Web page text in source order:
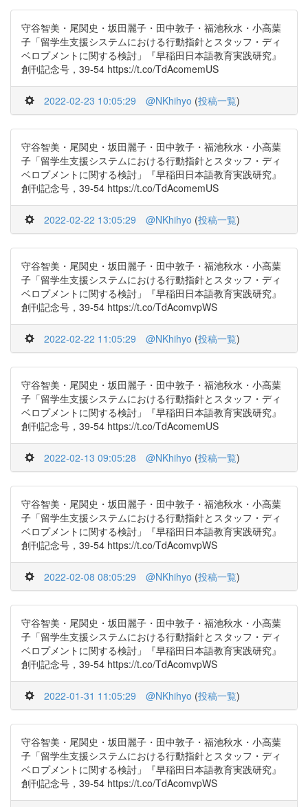
守谷智美・尾関史・坂田麗子・田中敦子・福池秋水・小高葉
子「留学生支援システムにおける行動指針とスタッフ・ディ
ベロプメントに関する検討」『早稲田日本語教育実践研究』
創刊記念号，39-54 https://t.co/TdAcomemUS
2022-02-23 10:05:29 @NKhihyo (投稿一覧)
守谷智美・尾関史・坂田麗子・田中敦子・福池秋水・小高葉
子「留学生支援システムにおける行動指針とスタッフ・ディ
ベロプメントに関する検討」『早稲田日本語教育実践研究』
創刊記念号，39-54 https://t.co/TdAcomemUS
2022-02-22 13:05:29 @NKhihyo (投稿一覧)
守谷智美・尾関史・坂田麗子・田中敦子・福池秋水・小高葉
子「留学生支援システムにおける行動指針とスタッフ・ディ
ベロプメントに関する検討」『早稲田日本語教育実践研究』
創刊記念号，39-54 https://t.co/TdAcomvpWS
2022-02-22 11:05:29 @NKhihyo (投稿一覧)
守谷智美・尾関史・坂田麗子・田中敦子・福池秋水・小高葉
子「留学生支援システムにおける行動指針とスタッフ・ディ
ベロプメントに関する検討」『早稲田日本語教育実践研究』
創刊記念号，39-54 https://t.co/TdAcomemUS
2022-02-13 09:05:28 @NKhihyo (投稿一覧)
守谷智美・尾関史・坂田麗子・田中敦子・福池秋水・小高葉
子「留学生支援システムにおける行動指針とスタッフ・ディ
ベロプメントに関する検討」『早稲田日本語教育実践研究』
創刊記念号，39-54 https://t.co/TdAcomvpWS
2022-02-08 08:05:29 @NKhihyo (投稿一覧)
守谷智美・尾関史・坂田麗子・田中敦子・福池秋水・小高葉
子「留学生支援システムにおける行動指針とスタッフ・ディ
ベロプメントに関する検討」『早稲田日本語教育実践研究』
創刊記念号，39-54 https://t.co/TdAcomvpWS
2022-01-31 11:05:29 @NKhihyo (投稿一覧)
守谷智美・尾関史・坂田麗子・田中敦子・福池秋水・小高葉
子「留学生支援システムにおける行動指針とスタッフ・ディ
ベロプメントに関する検討」『早稲田日本語教育実践研究』
創刊記念号，39-54 https://t.co/TdAcomvpWS